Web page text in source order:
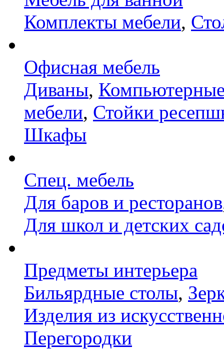
Комплекты мебели,
Офисная мебель
Диваны,
мебели, Стойки
Шкафы
Спец. мебель
Для баров и ресторанов
Для школ и детских
Предметы интерьера
Бильярдные столы,
Изделия из
Перегородки